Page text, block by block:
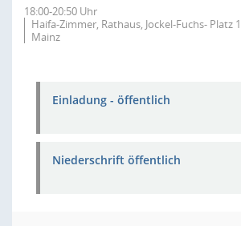
18:00-20:50 Uhr
Haifa-Zimmer, Rathaus, Jockel-Fuchs- Platz
Mainz
Einladung - öffentlich
Niederschrift öffentlich